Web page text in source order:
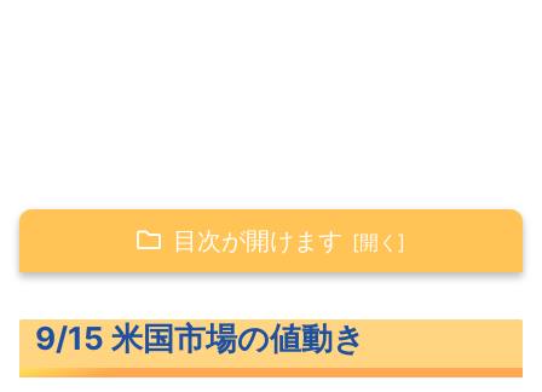
目次が開けます
米主要3指数の値動き
9/15 米国市場の値動き